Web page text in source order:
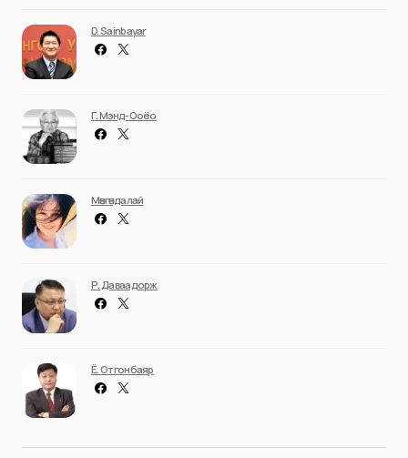
D. Sainbayar
Г. Мэнд-Ооёо
Мөнгөндалай
Р. Даваадорж
Ё. Отгонбаяр